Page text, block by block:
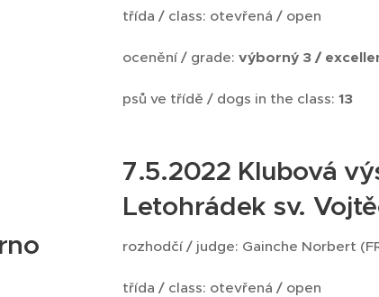
třída / class: otevřená / open
ocenění / grade: výborný 3 /
psů ve třídě / dogs in the class: 13
7.5.2022 Klubová
Letohrádek sv.
rozhodčí / judge: Gainche Norbert
třída / class: otevřená / open